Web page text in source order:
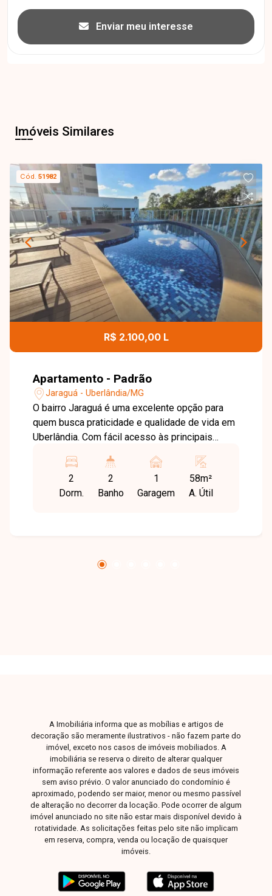
Enviar meu interesse
Imóveis Similares
Cód.51982
R$ 2.100,00 L
Apartamento - Padrão
Jaraguá - Uberlândia/MG
O bairro Jaraguá é uma excelente opção para
quem busca praticidade e qualidade de vida em
Uberlândia. Com fácil acesso às principais
supermercados, escolas, farmácias, comércios
e diversos serviços que facilitam a rotina dos
moradores, além de apresentar constante
quartos, sendo 1 suíte com banheiro equipado
individualmente e o gás canalizado já está
incluso no condomínio. Uma excelente
oportunidade para quem busca conforto,
segurança e lazer completo em uma localização
privilegiada. Entre em contato para mais
informações e agende sua visita para conhecer
este imóvel.
2
Dorm.
2
Banho
1
Garagem
58m²
A. Útil
A Imobiliária informa que as mobílias e artigos de
decoração são meramente ilustrativos - não fazem parte do
imóvel, exceto nos casos de imóveis mobiliados. A
imobiliária se reserva o direito de alterar qualquer
informação referente aos valores e dados de seus imóveis
sem aviso prévio. O valor anunciado do condomínio é
aproximado, podendo ser maior, menor ou mesmo passível
de alteração no decorrer da locação. Pode ocorrer de algum
imóvel anunciado no site não estar mais disponível devido à
rotatividade. As solicitações feitas pelo site não implicam
em reserva, compra, venda ou locação de quaisquer
imóveis.